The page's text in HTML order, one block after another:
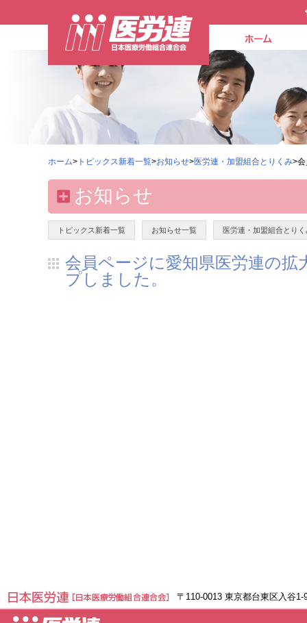
ホーム> トピックス新着一覧>お知らせ>医労連・加盟組合とりくみ>
お知らせ
トピックス新着一覧 お知らせ一覧 医労連・加盟組合とり
会員ページに愛知県医労連の
プしました。
〒110-0013 東京都台東区入谷